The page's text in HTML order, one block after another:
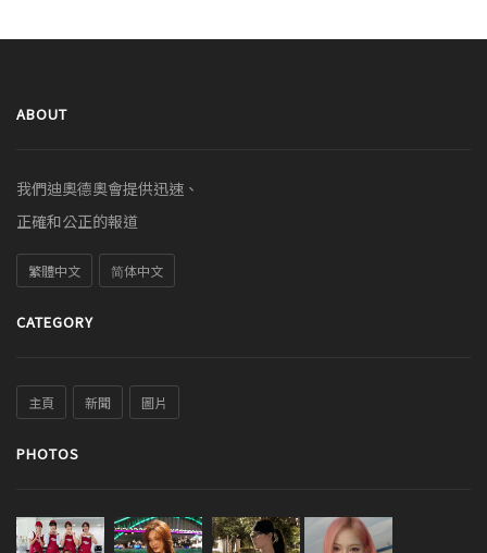
ABOUT
我們迪奧德奧會提供迅速、
正確和公正的報道
繁體中文 简体中文
CATEGORY
主頁 新聞 圖片
PHOTOS